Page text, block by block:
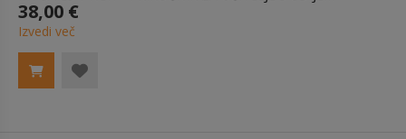
38,00 €
Izvedi več